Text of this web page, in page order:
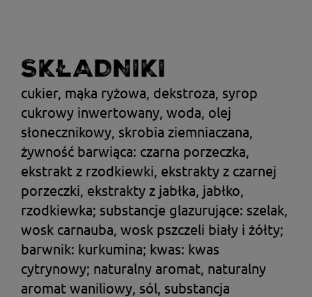
SKŁADNIKI
cukier, mąka ryżowa, dekstroza, syrop
cukrowy inwertowany, woda, olej
słonecznikowy, skrobia ziemniaczana,
żywność barwiąca: czarna porzeczka,
ekstrakt z rzodkiewki, ekstrakty z czarnej
porzeczki, ekstrakty z jabłka, jabłko,
rzodkiewka; substancje glazurujące: szelak,
wosk carnauba, wosk pszczeli biały i żółty;
barwnik: kurkumina; kwas: kwas
cytrynowy; naturalny aromat, naturalny
aromat waniliowy, sól, substancja